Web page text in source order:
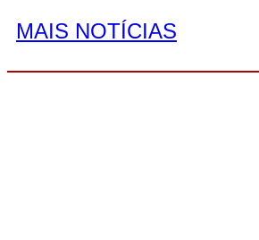
MAIS NOTÍCIAS